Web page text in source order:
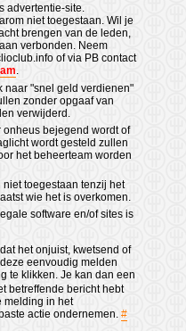
advertentie-site.
niet toegestaan. Wil je
brengen van de leden,
verbonden. Neem
of via PB contact
naar "snel geld verdienen"
zonder opgaaf van
verwijderd.
bejegend wordt of
wordt gesteld zullen
het beheerteam worden
toegestaan tenzij het
wie het is overkomen.
software en/of sites is
het onjuist, kwetsend of
eenvoudig melden
te klikken. Je kan dan een
betreffende bericht hebt
melding in het
actie ondernemen. #